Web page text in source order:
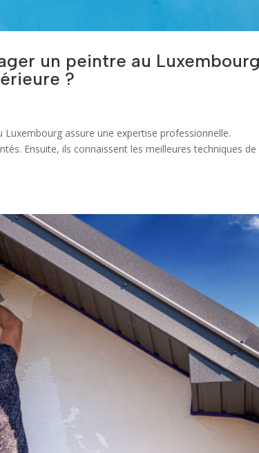
un peintre au
?
assure une expertise professionnelle.
Ensuite, ils connaissent les meilleures techniques de